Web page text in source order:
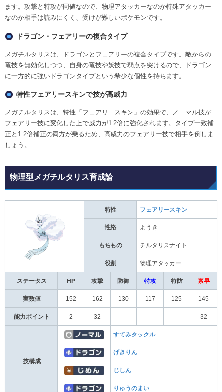
ます。攻撃と特攻が同値なので、物理アタッカーなのか特殊アタッカー
なのか相手は読みにくく、受けが難しいポケモンです。
ドラゴン・フェアリーの複合タイプ
メガチルタリスは、ドラゴンとフェアリーの複合タイプです。敵からの
竜技を無効化しつつ、自身の竜技や妖技で弱点を突けるので、ドラゴン
に一方的に強いドラゴンタイプという希少な個性を持ちます。
特性フェアリースキンで技が高威力
メガチルタリスは、特性「フェアリースキン」の効果で、ノーマル技が
フェアリー技に変化した上で威力が1.2倍に強化されます。タイプ一致補
正と1.2倍補正の両方が乗るため、高威力のフェアリー技で相手を倒しま
しょう。
物理型メガチルタリス育成論
特性 フェアリースキン
性格 ようき
もちもの チルタリスナイト
役割 物理アタッカー
ステータス HP 攻撃 防御 特攻 特防 素早
実数値 152 162 130 117 125 145
能力ポイント 2 32 - - - 32
技構成
すてみタックル
げきりん
じしん
りゅうのまい